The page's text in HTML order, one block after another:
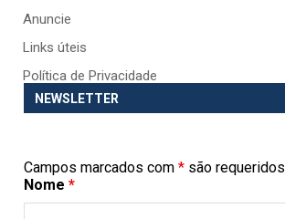
Anuncie
Links úteis
Política de Privacidade
NEWSLETTER
Campos marcados com * são requeridos
Nome *